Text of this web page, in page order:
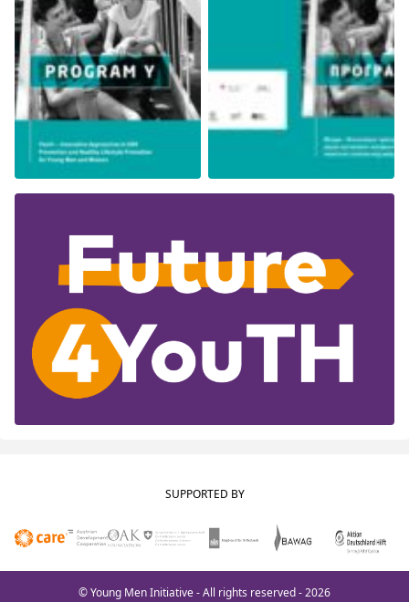
SUPPORTED BY
© Young Men Initiative - All rights reserved - 2026